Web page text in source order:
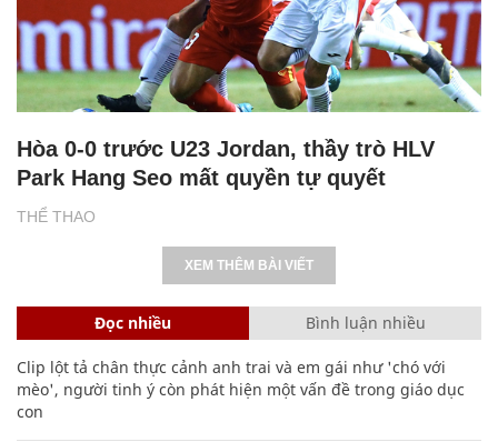
THỂ THAO
Hòa 0-0 trước U23 Jordan, thầy trò HLV
Park Hang Seo mất quyền tự quyết
XEM THÊM BÀI VIẾT
Đọc nhiều Bình luận nhiều
Clip lột tả chân thực cảnh anh trai và em gái như 'chó với
mèo', người tinh ý còn phát hiện một vấn đề trong giáo dục
con